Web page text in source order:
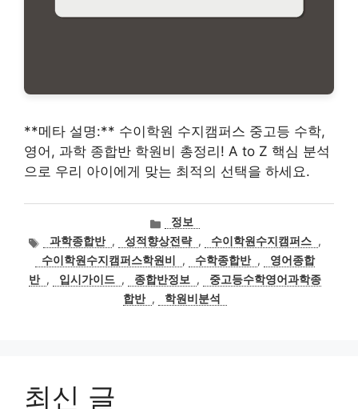
**메타 설명:** 수이학원 수지캠퍼스 중고등 수학,
영어, 과학 종합반 학원비 총정리! A to Z 핵심 분석
으로 우리 아이에게 맞는 최적의 선택을 하세요.
카
테
고
리
정보
태
그
과학종합반 , 성적향상전략 , 수이학원수지캠퍼스 ,
수이학원수지캠퍼스학원비
, 수학종합반 ,
영어종합
반 , 입시가이드 , 종합반정보 ,
중고등수학영어과학종
합반 , 학원비분석
최신 글